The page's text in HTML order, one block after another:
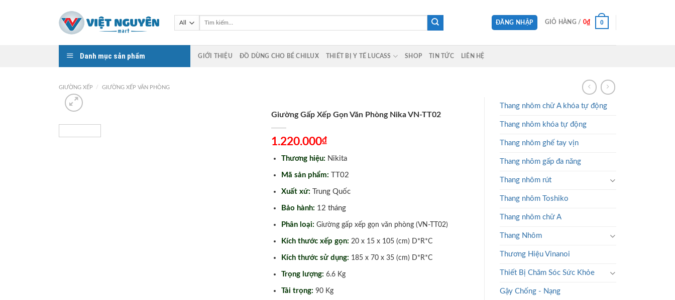
ĐĂNG NHẬP GIỎ HÀNG / 0₫ 0
Danh mục sản phẩm GIỚI THIỆU ĐỒ DÙNG CHO BÉ CHILUX THIẾT BỊ Y TẾ LUCASS SHOP TIN TỨC LIÊN HỆ
GIƯỜNG XẾP / GIƯỜNG XẾP VĂN PHÒNG
Thang nhôm chữ A khóa tự động
Thang nhôm khóa tự động
Thang nhôm ghế tay vịn
Thang nhôm gấp đa năng
Thang nhôm rút
Thang nhôm Toshiko
Thang nhôm chữ A
Thang Nhôm
Thương Hiệu Vinanoi
Thiết Bị Chăm Sóc Sức Khỏe
Gậy Chống - Nạng
Giường Gấp Xếp Gọn Văn Phòng Nika VN-TT02
1.220.000₫
Thương hiệu: Nikita
Mã sản phẩm: TT02
Xuất xứ: Trung Quốc
Bảo hành: 12 tháng
Phân loại: Giường gấp xếp gọn văn phòng (VN-TT02)
Kích thước xếp gọn: 20 x 15 x 105 (cm) D*R*C
Kích thước sử dụng: 185 x 70 x 35 (cm) D*R*C
Trọng lượng: 6.6 Kg
Tải trọng: 90 Kg